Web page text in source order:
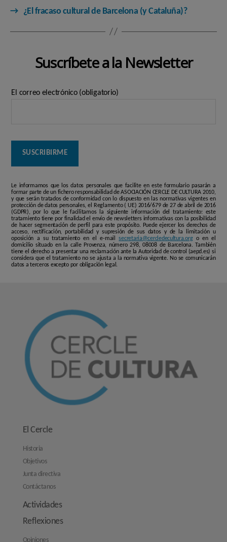
→
¿El fracaso cultural de Barcelona (y Cataluña)?
Suscríbete a la Newsletter
El correo electrónico (obligatorio)
Le informamos que los datos personales que facilite en este formulario pasarán a
formar parte de un fichero responsabilidad de ASOCIACIÓN CERCLE DE CULTURA 2010,
y que serán tratados de conformidad con lo dispuesto en las normativas vigentes en
protección de datos personales, el Reglamento ( UE) 2016/679 de 27 de abril de 2016
(GDPR), por lo que le facilitamos la siguiente información del tratamiento: este
tratamiento tiene por finalidad el envío de newsletters informativas con la posibilidad
de hacer segmentación de perfil para este propósito. Puede ejercer los derechos de
acceso, rectificación, portabilidad y supresión de sus datos y de la limitación u
oposición a su tratamiento en el e-mailsecretaria@cercledecultura.orgo en el
domicilio situado en la calle Provenza, número 298, 08008 de Barcelona. También
tiene el derecho a presentar una reclamación ante la Autoridad de control (aepd.es) si
considera que el tratamiento no se ajusta a la normativa vigente. No se comunicarán
datos a terceros excepto por obligación legal.
El Cercle
Historia
Objetivos
Junta directiva
Contáctanos
Actividades
Reflexiones
Opiniones